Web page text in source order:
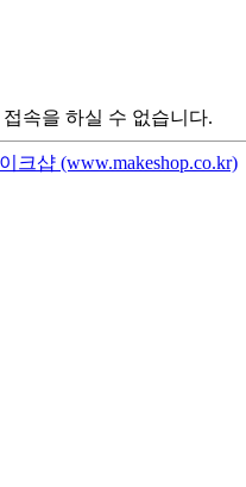
속을 하실 수 없습니다.
크샵 (www.makeshop.co.kr)